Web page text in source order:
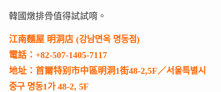
韓國燉排骨值得試試唷。
江南麵屋 明洞店 (강남면옥 명동점)
電話：+82-507-1405-7117
地址：首爾特别市中區明洞1街48-2,5F／서울특별시
중구 명동1가 48-2, 5F